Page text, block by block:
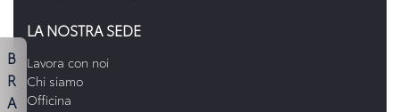
LA NOSTRA SEDE
Lavora con noi
Chi siamo
Officina
B
R
A